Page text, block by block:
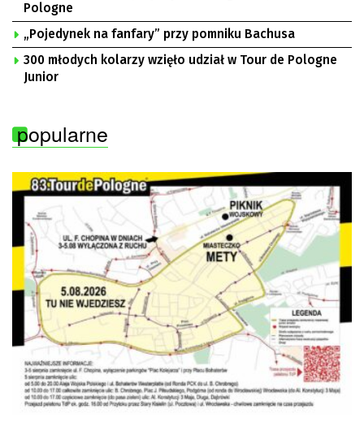
Pologne
„Pojedynek na fanfary” przy pomniku Bachusa
300 młodych kolarzy wzięło udział w Tour de Pologne
Junior
popularne